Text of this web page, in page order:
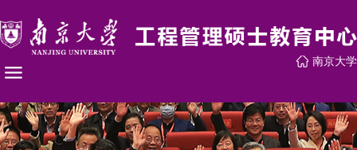
南京大学